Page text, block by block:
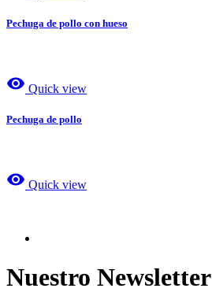
Pechuga de pollo con hueso
visibility Quick view
Pechuga de pollo
visibility Quick view
Nuestro Newsletter